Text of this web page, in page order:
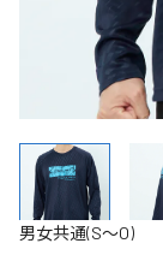
男女共通(S～O)